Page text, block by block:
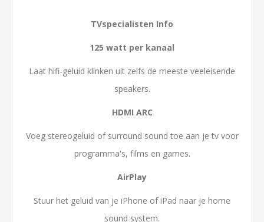
TVspecialisten Info
125 watt per kanaal
Laat hifi-geluid klinken uit zelfs de meeste veeleisende
speakers.
HDMI ARC
Voeg stereogeluid of surround sound toe aan je tv voor
programma's, films en games.
AirPlay
Stuur het geluid van je iPhone of iPad naar je home
sound system.